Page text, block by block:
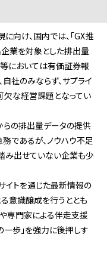
向け、国内では、「GX推
業を対象とした排出量
においては有価証券報
社のみならず、サプライ
な経営課題となってい
の排出量データの提供
であるが、ノウハウ不足
み出せていない企業も少
イトを通じた最新情報の
意識醸成を行うととも
専門家による伴走支援
一歩」を強力に後押しす